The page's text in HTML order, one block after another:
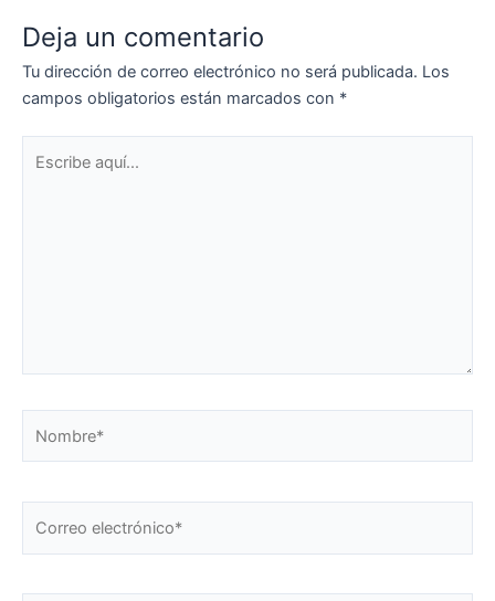
Deja un comentario
Tu dirección de correo electrónico no será publicada. Los
campos obligatorios están marcados con *
aquí...
electrónico*